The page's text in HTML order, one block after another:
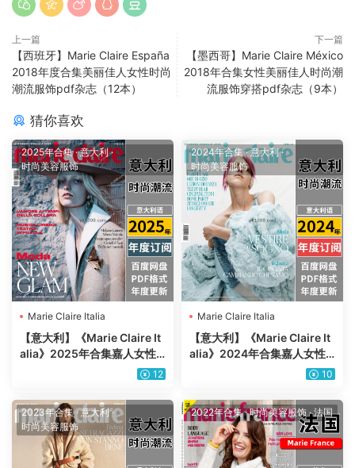
上一篇
【西班牙】Marie Claire España
2018年度合集美丽佳人女性时尚
潮流服饰pdf杂志（12本）
下一篇
【墨西哥】Marie Claire México
2018年合集女性美丽佳人时尚潮
流服饰穿搭pdf杂志（9本）
猜你喜欢
2025年合集·意大利·
时尚美容服饰
Marie Claire Italia
【意大利】《Marie Claire It
alia》2025年合集嘉人女性
时尚潮流美容服饰时装pdf杂
12
2024年合集·意大利·
时尚美容服饰
Marie Claire Italia
【意大利】《Marie Claire It
alia》2024年合集嘉人女性
时尚潮流美容服饰时装pdf杂
10
2023年合集·意大利·
时尚美容服饰
2022年合集·时尚美容服饰 ·法国